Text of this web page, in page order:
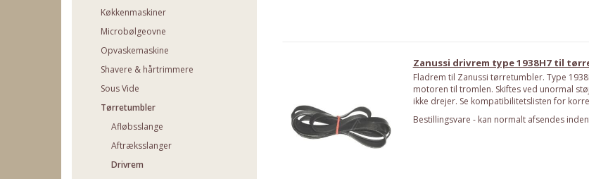
Køkkenmaskiner
Microbølgeovne
Opvaskemaskine
Shavere & hårtrimmere
Sous Vide
Tørretumbler
Afløbsslange
Aftræksslanger
Drivrem
Zanussi drivrem type 1938H7 til
Fladrem til Zanussi tørretumbler. Type
motoren til tromlen. Skiftes ved unormal
ikke drejer. Se kompatibilitetslisten for
Bestillingsvare - kan normalt afsendes